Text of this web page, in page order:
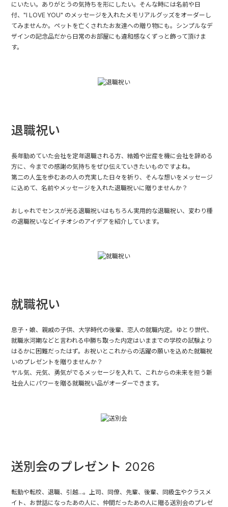
にいたい。ありがとうの気持ちを形にしたい。そんな時には名前や日
付、"I LOVE YOU" のメッセージを入れたメモリアルグッズをオーダーし
てみませんか。ペットを亡くされたお友達への贈り物にも。シンプルなデ
ザインの記念品だから日常のお部屋にも違和感なくずっと飾って頂けま
す。
退職祝い
長年勤めていた会社を定年退職される方、結婚や出産を機に会社を辞める
方に、今までの感謝の気持ちをぜひ伝えていきたいものですよね。
第二の人生を歩むあの人の充実した日々を祈り、そんな想いをメッセージ
に込めて、名前やメッセージを入れた退職祝いに贈りませんか？
おしゃれでセンスが光る退職祝いはもちろん実用的な退職祝い、変わり種
の退職祝いなどイチオシのアイデアを紹介しています。
就職祝い
息子・娘、親戚の子供、大学時代の後輩、恋人の就職内定。ゆとり世代、
就職氷河期などと言われる中勝ち取った内定はいままでの学校の試験より
はるかに困難だったはず。お祝いとこれからの活躍の願いを込めた就職祝
いのプレゼントを贈りませんか？
ヤル気、元気、勇気がでるメッセージを入れて、これからの未来を担う新
社会人にパワーを贈る就職祝い品がオーダーできます。
送別会のプレゼント 2026
転勤や転校、退職、引越...。上司、同僚、先輩、後輩、同級生やクラスメ
イト、お世話になったあの人に、仲間だったあの人に贈る送別会のプレゼ